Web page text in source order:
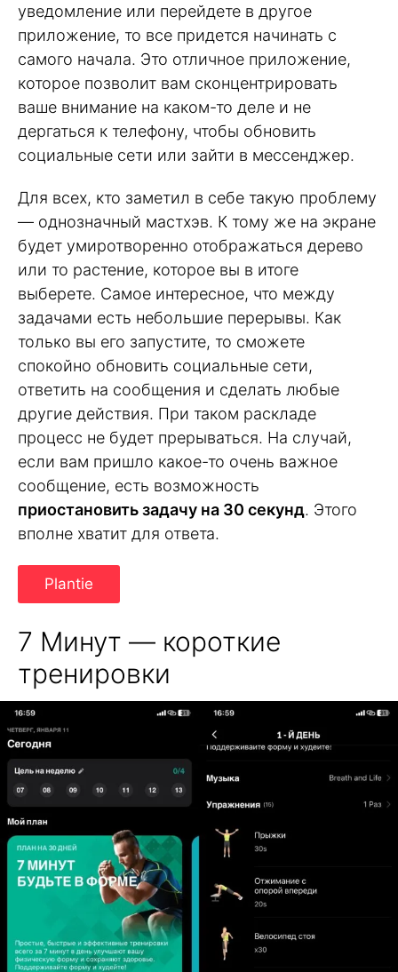
уведомление или перейдете в другое
приложение, то все придется начинать с
самого начала. Это отличное приложение,
которое позволит вам сконцентрировать
ваше внимание на каком-то деле и не
дергаться к телефону, чтобы обновить
социальные сети или зайти в мессенджер.
Для всех, кто заметил в себе такую проблему
— однозначный мастхэв. К тому же на экране
будет умиротворенно отображаться дерево
или то растение, которое вы в итоге
выберете. Самое интересное, что между
задачами есть небольшие перерывы. Как
только вы его запустите, то сможете
спокойно обновить социальные сети,
ответить на сообщения и сделать любые
другие действия. При таком раскладе
процесс не будет прерываться. На случай,
если вам пришло какое-то очень важное
сообщение, есть возможность
приостановить задачу на 30 секунд. Этого
вполне хватит для ответа.
Plantie
7 Минут — короткие
тренировки